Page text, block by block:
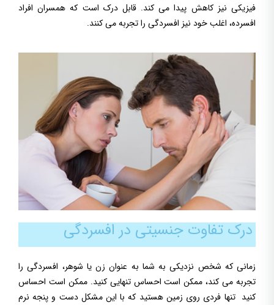
فیزیکی نیز کاهش پیدا می کند. قابل درک است که همسران افراد
افسرده، اغلب خود نیز افسردگی را تجربه می کنند.
درک تفاوت جنسیتی در افسردگی
زمانی که شخص نزدیکی به شما به عنوان زن یا شوهر، افسردگی را
تجربه می کند، ممکن است احساس تنهایی کنید. ممکن است احساس
کنید تنها فردی روی زمین هستید که با این مشکل دست و پنجه نرم